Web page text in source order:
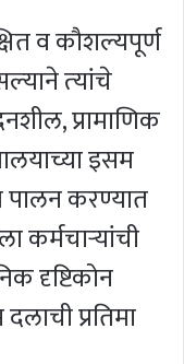
व कौशल्यपूर्ण
त्‍यांचे
प्रामाणिक
इसम
करण्‍यात
कर्मचाऱ्यांची
दृष्टिकोन
प्रतिमा